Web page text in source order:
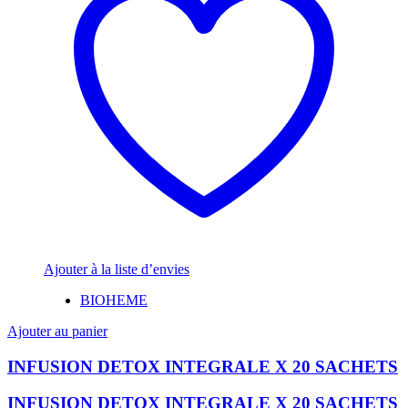
Ajouter à la liste d’envies
BIOHEME
Ajouter au panier
INFUSION DETOX INTEGRALE X 20 SACHETS
INFUSION DETOX INTEGRALE X 20 SACHETS